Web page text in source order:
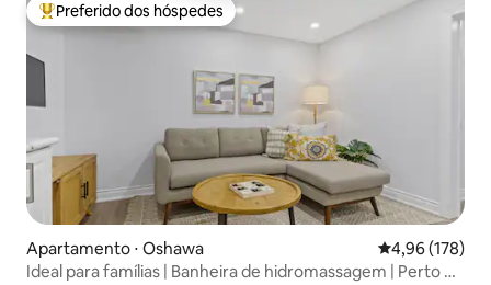
Entre os melhores preferidos dos hóspedes
Preferido dos hóspedes
Apartamento ⋅ Oshawa 4,96 de uma
4,96 (178)
Ideal para famílias | Banheira de hidromassagem | Perto de